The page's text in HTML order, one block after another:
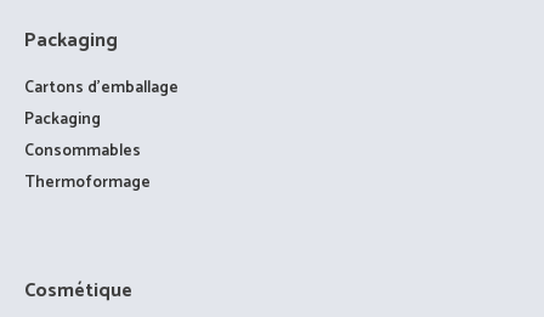
Packaging
Cartons d’emballage
Packaging
Consommables
Thermoformage
Cosmétique